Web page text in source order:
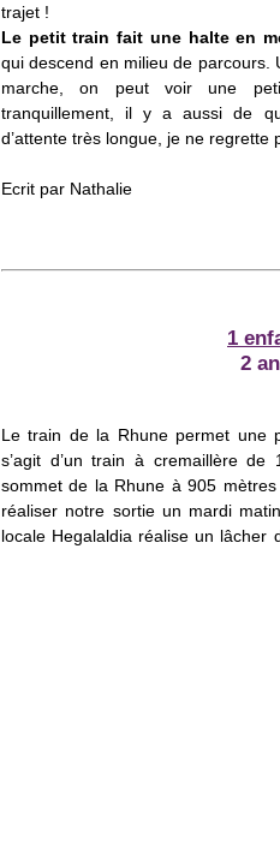
trajet !
Le petit train fait une halte en
qui descend en milieu de parcours.
marche, on peut voir une
tranquillement, il y a aussi de
d’attente très longue, je ne regrette
Ecrit par Nathalie
1
2
Le train de la Rhune permet une
s’agit d’un train à cremaillère de
sommet de la Rhune à 905
réaliser notre sortie un mardi
locale Hegalaldia réalise un lâcher